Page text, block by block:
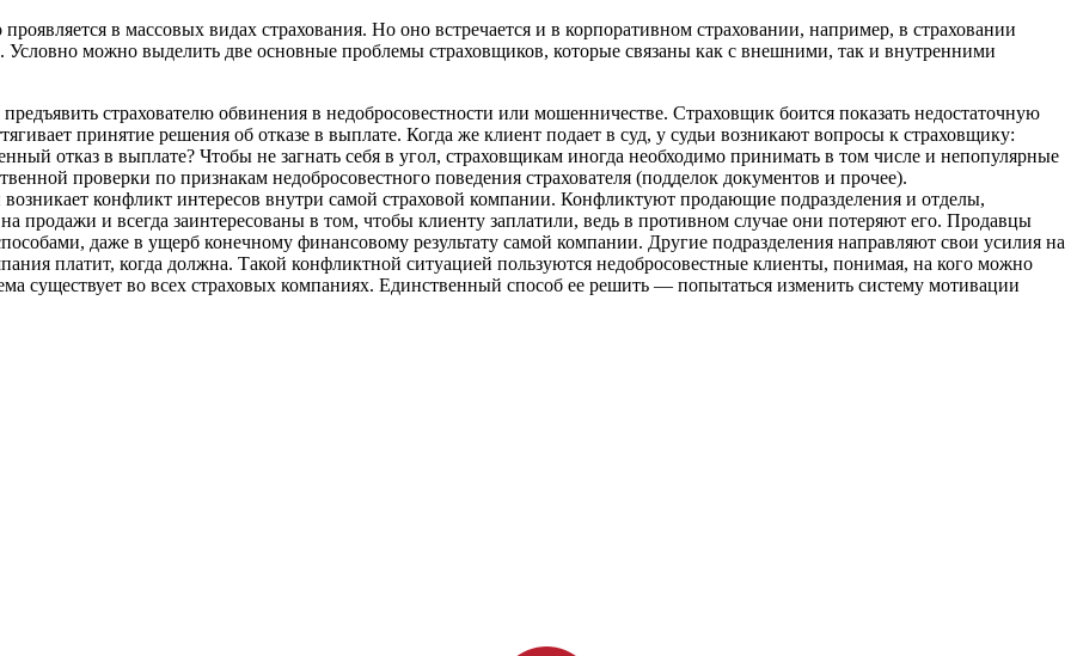
в массовых видах страхования. Но оно встречается и в корпоративном страховании, например, в страховании
Условно можно выделить две основные проблемы страховщиков, которые связаны как с внешними, так и внутренними
страхователю обвинения в недобросовестности или мошенничестве. Страховщик боится показать недостаточную
принятие решения об отказе в выплате. Когда же клиент подает в суд, у судьи возникают вопросы к страховщику:
отказ в выплате? Чтобы не загнать себя в угол, страховщикам иногда необходимо принимать в том числе и непопулярные
проверки по признакам недобросовестного поведения страхователя (подделок документов и прочее).
конфликт интересов внутри самой страховой компании. Конфликтуют продающие подразделения и отделы,
продажи и всегда заинтересованы в том, чтобы клиенту заплатили, ведь в противном случае они потеряют его. Продавцы
даже в ущерб конечному финансовому результату самой компании. Другие подразделения направляют свои усилия на
платит, когда должна. Такой конфликтной ситуацией пользуются недобросовестные клиенты, понимая, на кого можно
существует во всех страховых компаниях. Единственный способ ее решить — попытаться изменить систему мотивации